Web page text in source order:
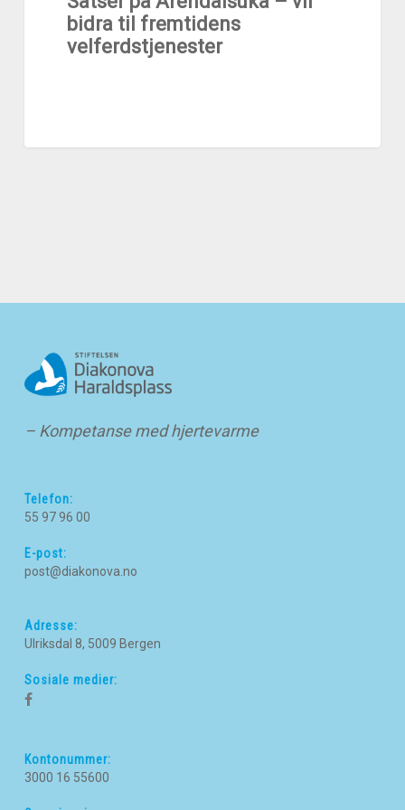
bidra til fremtidens
velferdstjenester
– Kompetanse med hjertevarme
Telefon:
55 97 96 00
E-post:
post@diakonova.no
Adresse:
Ulriksdal 8, 5009 Bergen
Sosiale medier:
Kontonummer:
3000 16 55600